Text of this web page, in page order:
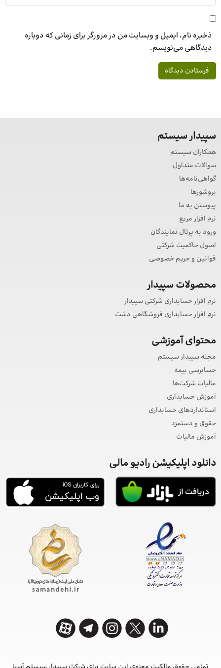
ذخیره نام، ایمیل و وبسایت من در مرورگر برای زمانی که دوباره
دیدگاهی می‌نویسم.
سپیدار سیستم
همکاران سیستم
سوالات متداول
گواهی‌نامه‌ها
بروشورها
پیوستن به ما
نرم افزار مربع
ورود به پرتال نمایندگان
اصول حاکمیت شرکتی
قوانین و حریم خصوصی
محصولات سپیدار
نرم افزار حسابداری شرکتی سپیدار
نرم افزار حسابداری فروشگاهی دشت
محتوای آموزشی
مجله سپیدار سیستم
حسابرسی بیمه
مالیات شرکت‌ها
آموزش حسابداری
استانداردهای حسابداری
حقوق و دستمزد
آموزش مالیات
دانلود اپلیکیشن رادیو مالی